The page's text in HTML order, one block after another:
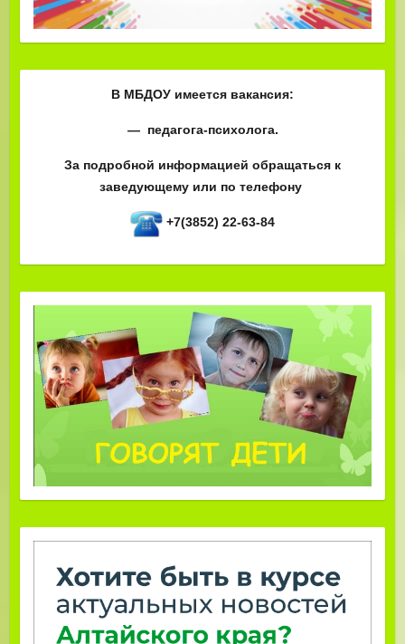
В МБДОУ имеется вакансия:
— педагога-психолога.
За подробной информацией обращаться к
заведующему или по телефону
+7(3852) 22-63-84